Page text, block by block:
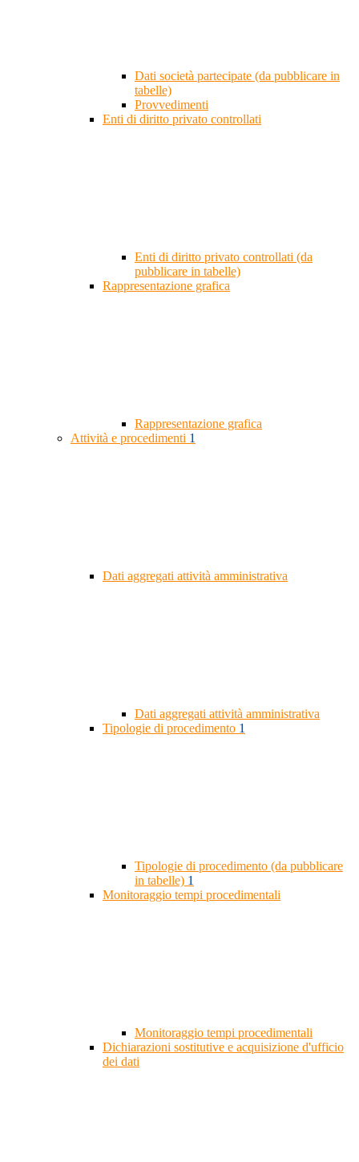
Dati società partecipate (da pubblicare in
tabelle)
Provvedimenti
Enti di diritto privato controllati
Enti di diritto privato controllati (da
pubblicare in tabelle)
Rappresentazione grafica
Rappresentazione grafica
Attività e procedimenti 1
Dati aggregati attività amministrativa
Dati aggregati attività amministrativa
Tipologie di procedimento 1
Tipologie di procedimento (da pubblicare
in tabelle) 1
Monitoraggio tempi procedimentali
Monitoraggio tempi procedimentali
Dichiarazioni sostitutive e acquisizione d'ufficio
dei dati